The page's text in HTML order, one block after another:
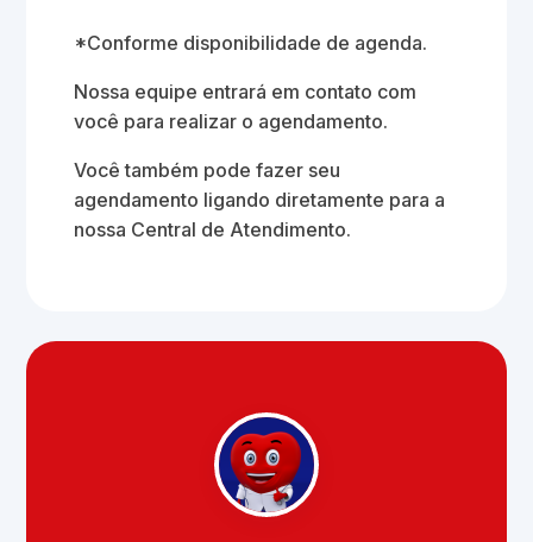
*Conforme disponibilidade de agenda.
Nossa equipe entrará em contato com
você para realizar o agendamento.
Você também pode fazer seu
agendamento ligando diretamente para a
nossa Central de Atendimento.